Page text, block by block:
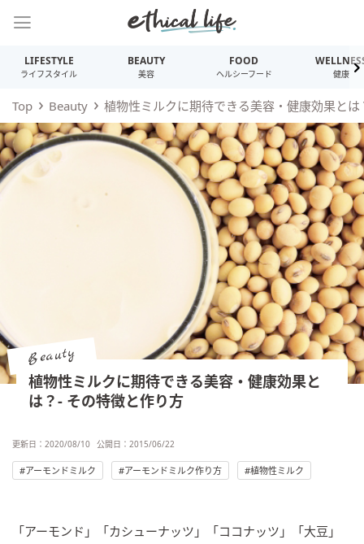
LIFESTYLE
ライフスタイル
BEAUTY
美容
FOOD
ヘルシーフード 健康
Top Beauty 植物性ミルクに期待できる美容・健康効果と
Beauty
植物性ミルクに期待できる美容・健康効果と
は？- その特徴と作り方
アーモンドミルク アーモンドミルク作り方 植物性ミルク
更新日： 2020/08/10 公開日： 2015/06/22
「アーモンド」「カシューナッツ」「ココナッツ」「大豆」